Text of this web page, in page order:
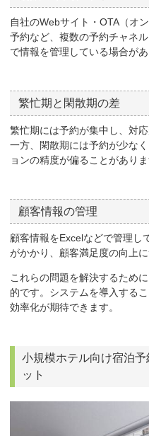
自社のWebサイト・OTA（オ
予約など、複数の予約チャネ
で情報を管理している場合があ
繁忙期と閑散期の差
繁忙期には予約が集中し、対
一方、閑散期には予約が少な
ョンの精度が偏ることがありま
顧客情報の管理
顧客情報をExcelなどで管理し
がかかり、顧客満足度の向上
これらの問題を解決するため
的です。システムを導入する
効率化が期待できます。
小規模ホテル向け宿泊
ット